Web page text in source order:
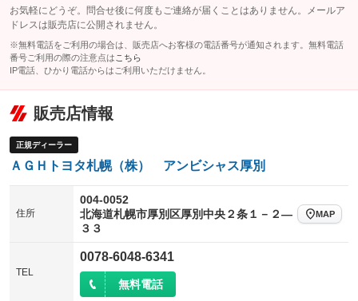
お気軽にどうぞ。問合せ後に何度もご連絡が届くことはありません。メールア
ドレスは販売店に公開されません。
※無料電話をご利用の場合は、販売店へお客様の電話番号が通知されます。無料電話
番号ご利用の際の注意点は こちら
IP電話、ひかり電話からはご利用いただけません。
販売店情報
正規ディーラー
ＡＧＨトヨタ札幌（株） アンビシャス厚別
住所
004-0052
北海道札幌市厚別区厚別中央２条１－２―
３３
MAP
TEL
0078-6048-6341
無料電話